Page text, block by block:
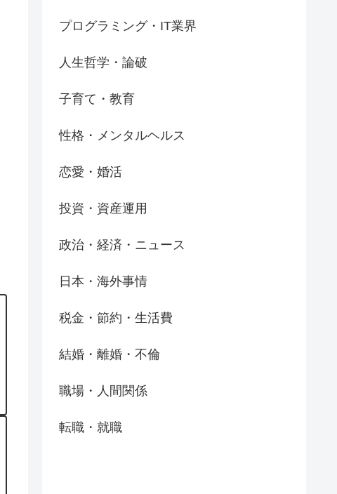
プログラミング・IT業界
人生哲学・論破
子育て・教育
性格・メンタルヘルス
恋愛・婚活
投資・資産運用
政治・経済・ニュース
日本・海外事情
税金・節約・生活費
結婚・離婚・不倫
職場・人間関係
転職・就職